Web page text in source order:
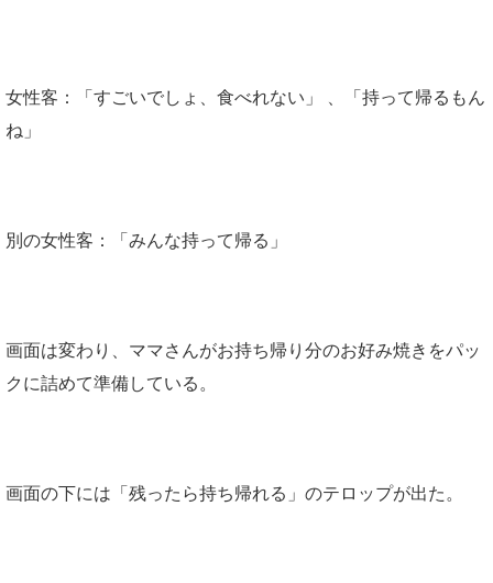
女性客：「すごいでしょ、食べれない」 、「持って帰るもん
ね」
別の女性客：「みんな持って帰る」
画面は変わり、ママさんがお持ち帰り分のお好み焼きをパッ
クに詰めて準備している。
画面の下には「残ったら持ち帰れる」のテロップが出た。